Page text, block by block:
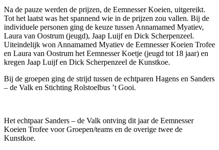
Na de pauze werden de prijzen, de Eemnesser Koeien, uitgereikt.
Tot het laatst was het spannend wie in de prijzen zou vallen. Bij de
individuele personen ging de keuze tussen Annamamed Myatiev,
Laura van Oostrum (jeugd), Jaap Luijf en Dick Scherpenzeel.
Uiteindelijk won Annamamed Myatiev de Eemnesser Koeien Trofee
en Laura van Oostrum het Eemnesser Koetje (jeugd tot 18 jaar) en
kregen Jaap Luijf en Dick Scherpenzeel de Kunstkoe.
Bij de groepen ging de strijd tussen de echtparen Hagens en Sanders
– de Valk en Stichting Rolstoelbus ’t Gooi.
Het echtpaar Sanders – de Valk ontving dit jaar de Eemnesser
Koeien Trofee voor Groepen/teams en de overige twee de
Kunstkoe.